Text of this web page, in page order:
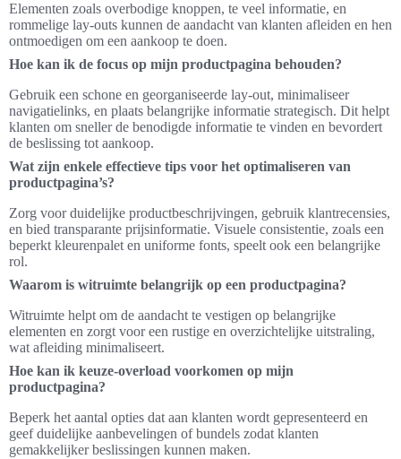
Elementen zoals overbodige knoppen, te veel informatie, en
rommelige lay-outs kunnen de aandacht van klanten afleiden en hen
ontmoedigen om een aankoop te doen.
Hoe kan ik de focus op mijn productpagina behouden?
Gebruik een schone en georganiseerde lay-out, minimaliseer
navigatielinks, en plaats belangrijke informatie strategisch. Dit helpt
klanten om sneller de benodigde informatie te vinden en bevordert
de beslissing tot aankoop.
Wat zijn enkele effectieve tips voor het optimaliseren van
productpagina’s?
Zorg voor duidelijke productbeschrijvingen, gebruik klantrecensies,
en bied transparante prijsinformatie. Visuele consistentie, zoals een
beperkt kleurenpalet en uniforme fonts, speelt ook een belangrijke
rol.
Waarom is witruimte belangrijk op een productpagina?
Witruimte helpt om de aandacht te vestigen op belangrijke
elementen en zorgt voor een rustige en overzichtelijke uitstraling,
wat afleiding minimaliseert.
Hoe kan ik keuze-overload voorkomen op mijn
productpagina?
Beperk het aantal opties dat aan klanten wordt gepresenteerd en
geef duidelijke aanbevelingen of bundels zodat klanten
gemakkelijker beslissingen kunnen maken.